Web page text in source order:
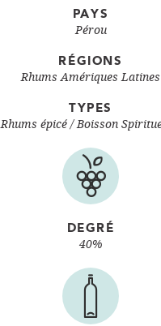
PAYS
Pérou
RÉGIONS
Rhums Amériques Latines
TYPES
Rhums épicé / Boisson
DEGRÉ
40%